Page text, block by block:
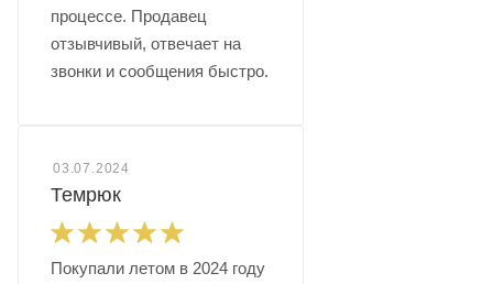
процессе. Продавец
отзывчивый, отвечает на
звонки и сообщения быстро.
03.07.2024
Темрюк
Покупали летом в 2024 году